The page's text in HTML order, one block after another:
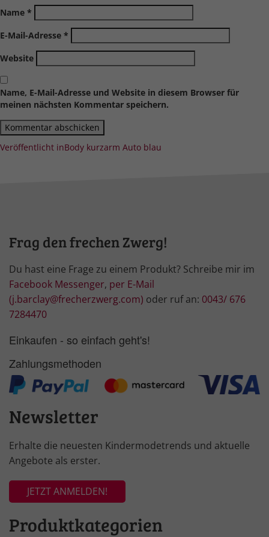
Name *
E-Mail-Adresse *
Website
Name, E-Mail-Adresse und Website in diesem Browser für
meinen nächsten Kommentar speichern.
Beitragsnavigation
Veröffentlicht inBody kurzarm Auto blau
Frag den frechen Zwerg!
Du hast eine Frage zu einem Produkt? Schreibe mir im
Facebook Messenger, per E-Mail
(j.barclay@frecherzwerg.com) oder ruf an: 0043/ 676
7284470
Einkaufen - so einfach geht's!
Zahlungsmethoden
Newsletter
Erhalte die neuesten Kindermodetrends und aktuelle
Angebote als erster.
JETZT ANMELDEN!
Produktkategorien